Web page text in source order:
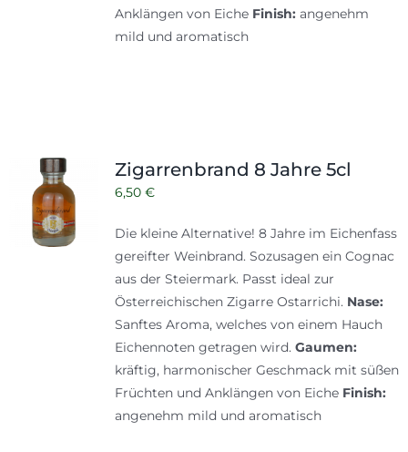
Anklängen von Eiche Finish:angenehm
mild und aromatisch
Zigarrenbrand 8 Jahre 5cl
6,50 €
Die kleine Alternative! 8 Jahre im Eichenfass
gereifter Weinbrand. Sozusagen ein Cognac
aus der Steiermark. Passt ideal zur
Österreichischen Zigarre Ostarrichi. Nase:
Sanftes Aroma, welches von einem Hauch
Eichennoten getragen wird. Gaumen:
kräftig, harmonischer Geschmack mit süßen
Früchten und Anklängen von Eiche Finish:
angenehm mild und aromatisch